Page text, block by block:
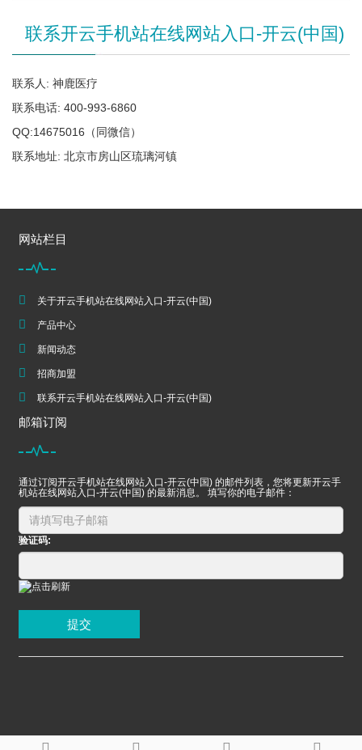
联系开云手机站在线网站入口-开云(中国)
联系人: 神鹿医疗
联系电话: 400-993-6860
QQ:14675016（同微信）
联系地址: 北京市房山区琉璃河镇
网站栏目
关于开云手机站在线网站入口-开云(中国)
产品中心
新闻动态
招商加盟
联系开云手机站在线网站入口-开云(中国)
邮箱订阅
通过订阅开云手机站在线网站入口-开云(中国) 的邮件列表，您将更新开云手
机站在线网站入口-开云(中国) 的最新消息。 填写你的电子邮件：
验证码:
提交